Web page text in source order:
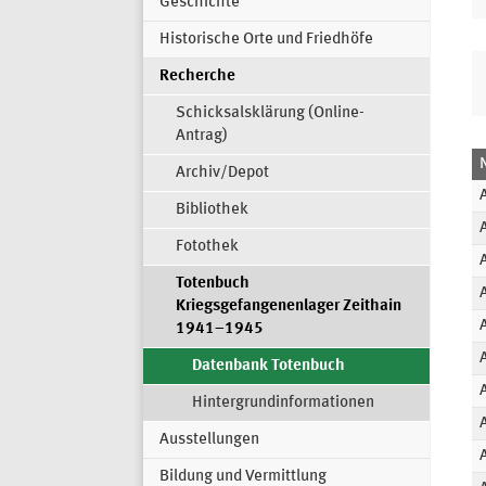
Historische Orte und Friedhöfe
Recherche
Schicksalsklärung (Online-
Antrag)
Archiv/Depot
Bibliothek
Fotothek
Totenbuch
Kriegsgefangenenlager Zeithain
1941–1945
Datenbank Totenbuch
Hintergrundinformationen
Ausstellungen
Bildung und Vermittlung